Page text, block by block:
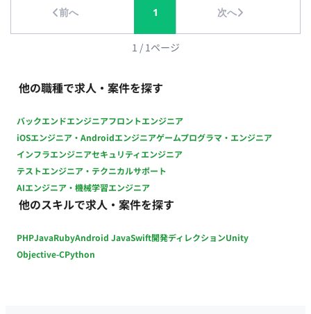
顧客側：週次定例MTG、課題や依頼に関する随時コミュニケー
ション ■開発環境（言語、FW、DB、インフラ、ツール） OS・
基盤: Windows, Mac, Active Directory, Microsoft Entra ID グル
ュリティ・管理: Microsoft Intune, Microsoft Defender, Skysea
Client View スクリプト・自動化: PowerShell, Google Apps
Apps） コミュニケーション: Microsoft Teams, メール ■開発フ
ェーズと予定 基盤の導入・設定から構築、運用、継続的な自動
化・改善フェーズまで幅広く対応予定です。 ■案件の魅力 構築
や運用だけでなく、現場の課題発見から自動化ツールの開発、
業務改善の提案・設計まで幅広く携わることができます。主体
的かつリーダーシップを発揮して成果を出せるやりがいのある
ト（週2日出社 / 週3日リモート想定のハイブリッド勤務） MTG
頻度：日次・週次共有、顧客定例（週1回想定） コミュニケー
前へ 1 次へ
1 / 1ページ
他の職種で求人・案件を探す
バックエンドエンジニアフロントエンジニア
iOSエンジニア・Androidエンジニアゲームプログラマ・エンジニア
インフラエンジニアセキュリティエンジニア
テストエンジニア・テクニカルサポート
AIエンジニア・機械学習エンジニア
他のスキルで求人・案件を探す
PHPJavaRubyAndroid JavaSwift開発ディレクションUnity
Objective-CPython